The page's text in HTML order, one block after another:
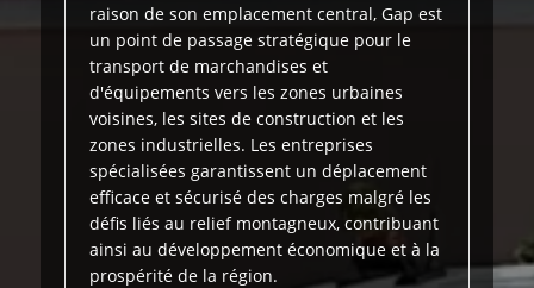
raison de son emplacement central, Gap est
un point de passage stratégique pour le
transport de marchandises et
d'équipements vers les zones urbaines
voisines, les sites de construction et les
zones industrielles. Les entreprises
spécialisées garantissent un déplacement
efficace et sécurisé des charges malgré les
défis liés au relief montagneux, contribuant
ainsi au développement économique et à la
prospérité de la région.